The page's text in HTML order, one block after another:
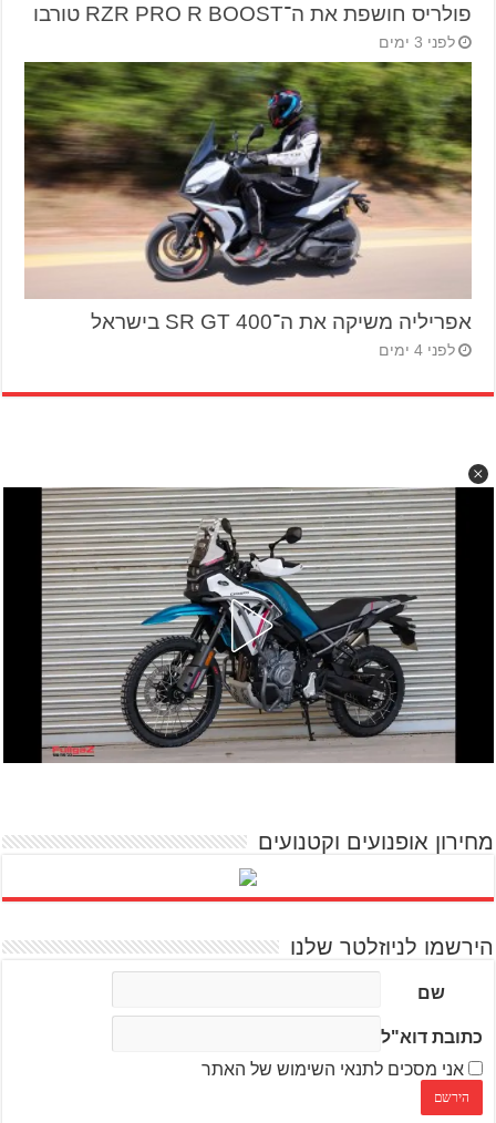
פולריס חושפת את ה־RZR PRO R BOOST טורבו
לפני 3 ימים
אפריליה משיקה את ה־SR GT 400 בישראל
לפני 4 ימים
מחירון אופנועים וקטנועים
הירשמו לניוזלטר שלנו
שם
כתובת דוא"ל
אני מסכים לתנאי השימוש של האתר